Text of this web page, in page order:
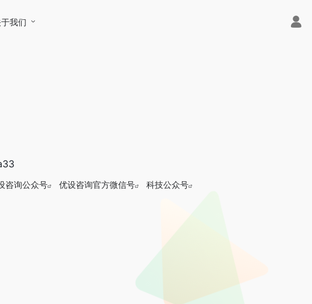
我们
咨询公众号 优设咨询官方微信号 科技公众号